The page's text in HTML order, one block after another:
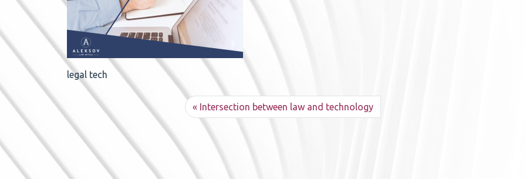
legal tech
Intersection between law and technology